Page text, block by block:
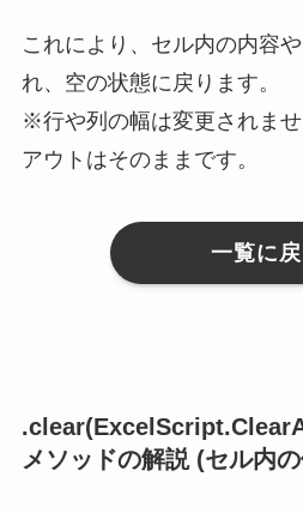
これにより、セル内の内容
れ、空の状態に戻ります。
※行や列の幅は変更されま
アウトはそのままです。
一覧に
メソッドの解説 (セル内